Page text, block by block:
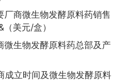
商微生物发酵原料药销售
美元/盒）
微生物发酵原料药总部及产
成立时间及微生物发酵原料